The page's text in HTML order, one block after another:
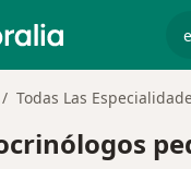
Todas Las